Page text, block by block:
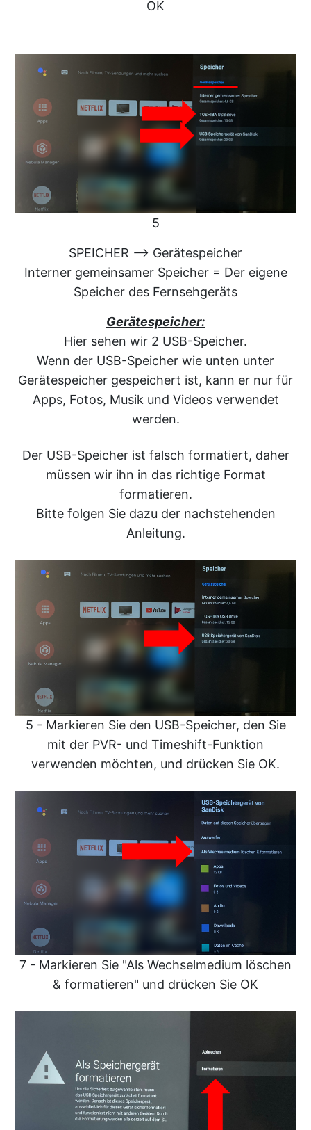
OK
5
SPEICHER --> Gerätespeicher
Interner gemeinsamer Speicher = Der eigene
Speicher des Fernsehgeräts
Gerätespeicher:
Hier sehen wir 2 USB-Speicher.
Wenn der USB-Speicher wie unten unter
Gerätespeicher gespeichert ist, kann er nur für
Apps, Fotos, Musik und Videos verwendet
werden.
Der USB-Speicher ist falsch formatiert, daher
müssen wir ihn in das richtige Format
formatieren.
Bitte folgen Sie dazu der nachstehenden
Anleitung.
5 - Markieren Sie den USB-Speicher, den Sie
mit der PVR- und Timeshift-Funktion
verwenden möchten, und drücken Sie OK.
7 - Markieren Sie "Als Wechselmedium löschen
& formatieren" und drücken Sie OK